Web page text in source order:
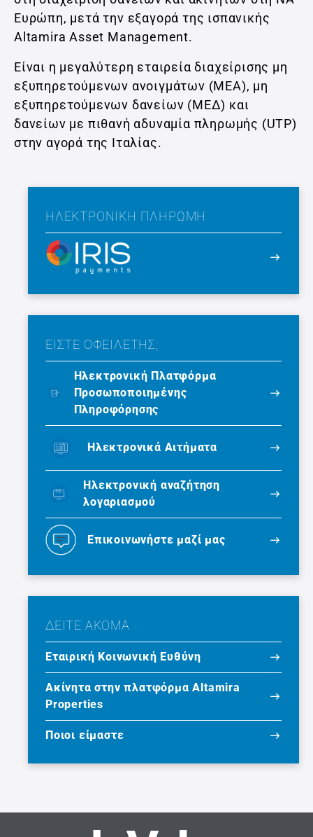
Ευρώπη, μετά την εξαγορά της ισπανικής
Altamira Asset Management.
Είναι η μεγαλύτερη εταιρεία διαχείρισης μη
εξυπηρετούμενων ανοιγμάτων (ΜΕΑ), μη
εξυπηρετούμενων δανείων (ΜΕΔ) και
δανείων με πιθανή αδυναμία πληρωμής (UTP)
στην αγορά της Ιταλίας.
ΗΛΕΚΤΡΟΝΙΚΉ ΠΛΗΡΩΜΉ
ΕΙΣΤΕ ΟΦΕΙΛΕΤΗΣ;
Ηλεκτρονική Πλατφόρμα
Προσωποποιημένης
Πληροφόρησης
Ηλεκτρονικά Αιτήματα
Ηλεκτρονική αναζήτηση
λογαριασμού
Επικοινωνήστε μαζί μας
ΔΕΙΤΕ ΑΚΟΜΑ
Εταιρική Κοινωνική Ευθύνη
Ακίνητα στην πλατφόρμα Altamira
Properties
Ποιοι είμαστε